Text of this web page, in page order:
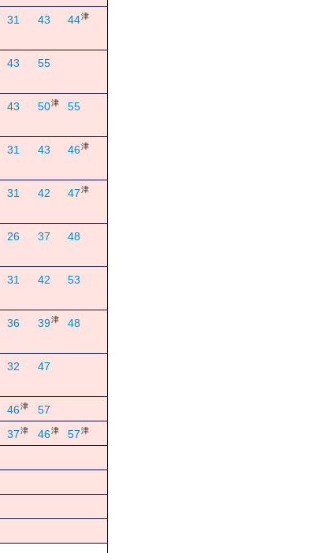
31 43 44津
43 55
43 50津 55
31 43 46津
31 42 47津
26 37
48
31 42 53
36 39津 48
32 47
46津
57
37 津 46津 57津